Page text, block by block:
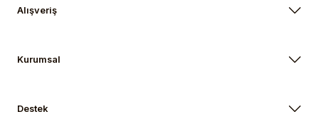
Alışveriş
Kurumsal
Destek